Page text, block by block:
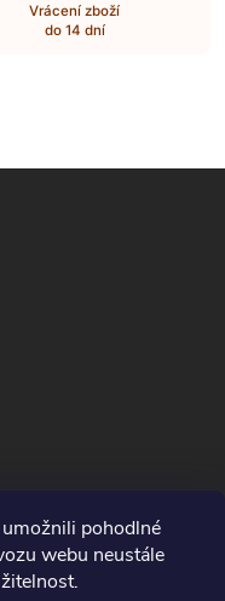
pohodlné
webu neustále
Vrácení zboží
do 14 dní